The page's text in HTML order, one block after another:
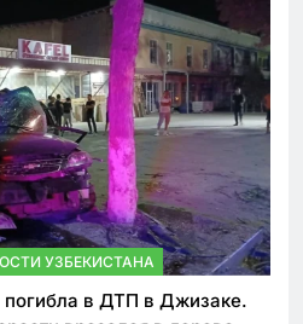
УЗБЕКИСТАНА
погибла в ДТП в Джизаке.